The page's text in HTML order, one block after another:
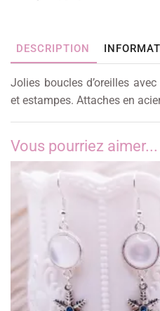
DESCRIPTION
Jolies boucles d’oreilles
et estampes. Attaches en
Vous pourriez aimer...